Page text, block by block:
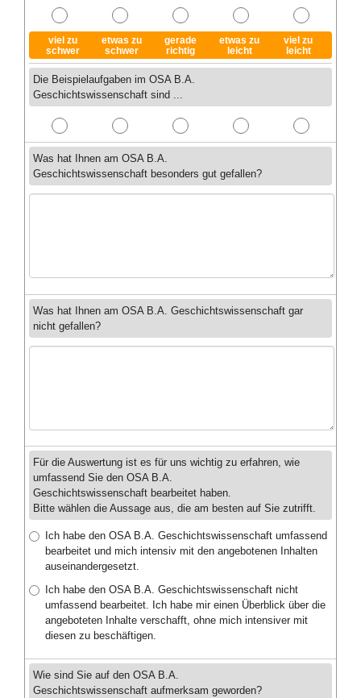
viel zu
schwer
etwas zu
schwer
gerade
richtig
etwas zu
leicht
viel zu
leicht
Die Beispielaufgaben im OSA B.A.
Geschichtswissenschaft sind ...
Was hat Ihnen am OSA B.A.
Geschichtswissenschaft besonders gut gefallen?
Was hat Ihnen am OSA B.A. Geschichtswissenschaft gar
nicht gefallen?
Für die Auswertung ist es für uns wichtig zu erfahren, wie
umfassend Sie den OSA B.A.
Geschichtswissenschaft bearbeitet haben.
Bitte wählen die Aussage aus, die am besten auf Sie zutrifft.
Ich habe den OSA B.A. Geschichtswissenschaft umfassend
bearbeitet und mich intensiv mit den angebotenen Inhalten
auseinandergesetzt.
Ich habe den OSA B.A. Geschichtswissenschaft nicht
umfassend bearbeitet. Ich habe mir einen Überblick über die
angeboteten Inhalte verschafft, ohne mich intensiver mit
diesen zu beschäftigen.
Wie sind Sie auf den OSA B.A.
Geschichtswissenschaft aufmerksam geworden?